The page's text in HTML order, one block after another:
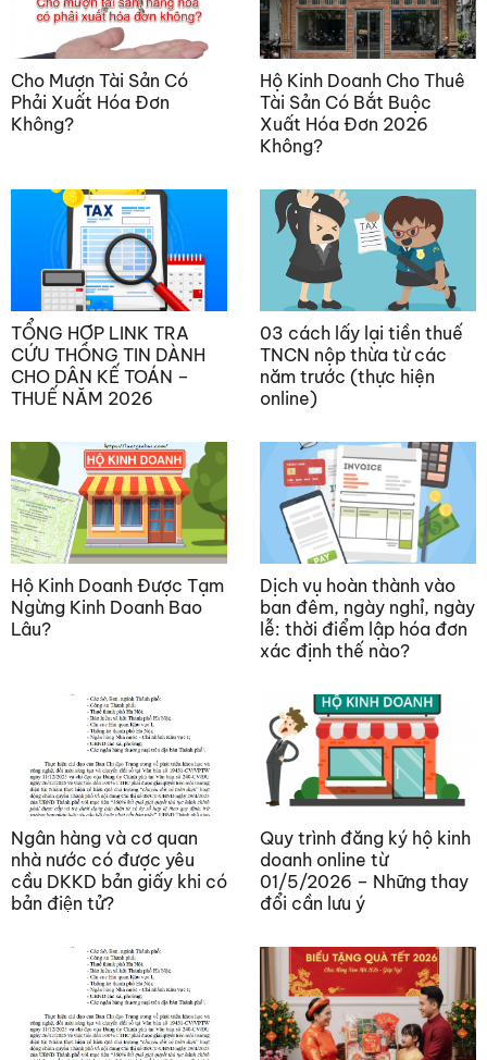
Cho Mượn Tài Sản Có
Phải Xuất Hóa Đơn
Không?
Hộ Kinh Doanh Cho Thuê
Tài Sản Có Bắt Buộc
Xuất Hóa Đơn 2026
Không?
TỔNG HỢP LINK TRA
CỨU THÔNG TIN DÀNH
CHO DÂN KẾ TOÁN –
THUẾ NĂM 2026
03 cách lấy lại tiền thuế
TNCN nộp thừa từ các
năm trước (thực hiện
online)
Hộ Kinh Doanh Được Tạm
Ngừng Kinh Doanh Bao
Lâu?
Dịch vụ hoàn thành vào
ban đêm, ngày nghỉ, ngày
lễ: thời điểm lập hóa đơn
xác định thế nào?
Ngân hàng và cơ quan
nhà nước có được yêu
cầu DKKD bản giấy khi có
bản điện tử?
Quy trình đăng ký hộ kinh
doanh online từ
01/5/2026 – Những thay
đổi cần lưu ý